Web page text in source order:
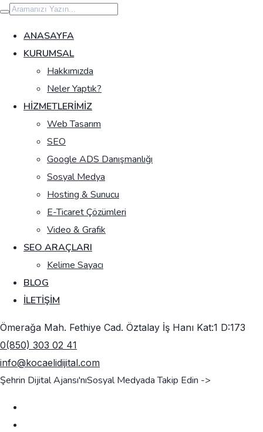
İçeriğe
geç
ANASAYFA
KURUMSAL
Hakkımızda
Neler Yaptık?
HIZMETLERIMIZ
Web Tasarım
SEO
Google ADS Danışmanlığı
Sosyal Medya
Hosting & Sunucu
E-Ticaret Çözümleri
Video & Grafik
SEO ARAÇLARI
Kelime Sayacı
BLOG
İLETIŞIM
Ömerağa Mah. Fethiye Cad. Öztalay İş Hanı Kat:1 D:173
0(850) 303 02 41
info@kocaelidijital.com
Şehrin Dijital Ajansı'nıSosyal Medyada Takip Edin ->